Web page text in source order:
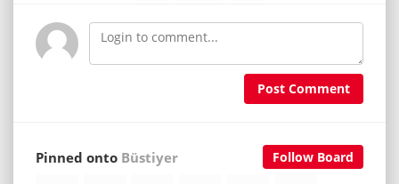
Post Comment
Follow Board
Pinned onto Büstiyer